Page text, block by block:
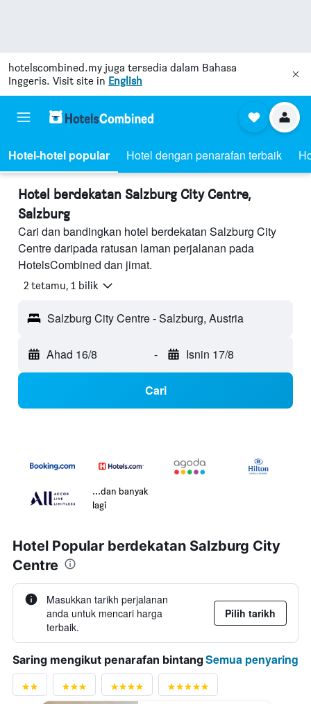
hotelscombined.my juga tersedia dalam Bahasa
Inggeris. Visit site in English
Hotel-hotel popular Hotel dengan penarafan terbaik
Hotel berdekatan Salzburg City Centre,
Salzburg
Cari dan bandingkan hotel berdekatan Salzburg City
Centre daripada ratusan laman perjalanan pada
HotelsCombined dan jimat.
2 tetamu, 1 bilik
Salzburg City Centre - Salzburg, Austria
Ahad 16/8 - Isnin 17/8
Cari
...dan banyak
lagi
Hotel Popular berdekatan Salzburg City
Centre
Masukkan tarikh perjalanan
anda untuk mencari harga
terbaik.
Pilih tarikh
Saring mengikut penarafan bintangSemua penyaring